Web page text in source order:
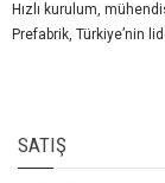
Hızlı kurulum,
Prefabrik, Türkiye’nin
SATIŞ